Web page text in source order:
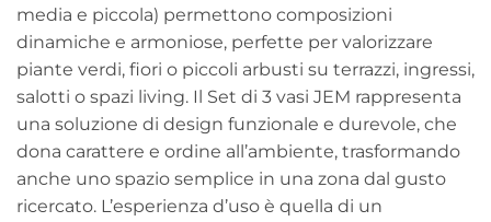
media e piccola) permettono composizioni
dinamiche e armoniose, perfette per valorizzare
piante verdi, fiori o piccoli arbusti su terrazzi, ingressi,
salotti o spazi living. Il Set di 3 vasi JEM rappresenta
una soluzione di design funzionale e durevole, che
dona carattere e ordine all’ambiente, trasformando
anche uno spazio semplice in una zona dal gusto
ricercato. L’esperienza d’uso è quella di un